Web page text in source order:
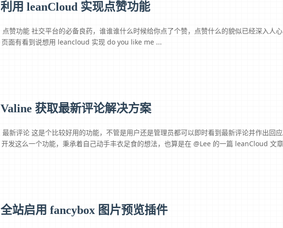
利用 leanCloud 实现点赞功能
点赞功能 社交平台的必备良药，谁谁谁什么时候给你点了个赞，点赞什么的貌似已经深入人
页面有看到说想用 leancloud 实现 do you like me ...
Valine 获取最新评论解决方案
最新评论 这是个比较好用的功能，不管是用户还是管理员都可以即时看到最新评论并作出回
开发这么一个功能，秉承着自己动手丰衣足食的想法，也算是在 @Lee 的一篇 leanCloud 文
全站启用 fancybox 图片预览插件